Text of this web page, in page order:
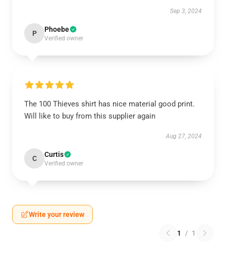
Sep 3, 2024
P Phoebe
Verified owner
The 100 Thieves shirt has nice material good print.
Will like to buy from this supplier again
Aug 27, 2024
C Curtis
Verified owner
Write your review
1 / 1